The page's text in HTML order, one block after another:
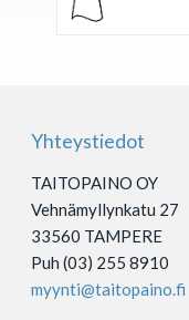
Yhteystiedot
TAITOPAINO OY
Vehnämyllynkatu 27
33560 TAMPERE
Puh (03) 255 8910
myynti@taitopaino.fi